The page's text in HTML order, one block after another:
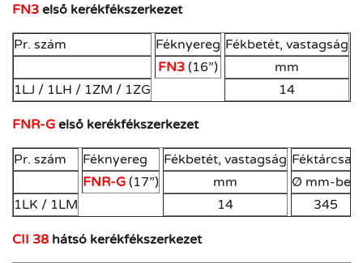
FN3 első kerékfékszerkezet
Pr. szám
1LJ / 1LH / 1ZM / 1ZG
Féknyereg
FN3 (16”)
Fékbetét, vastagság
mm
14
FNR-G első kerékfékszerkezet
Pr. szám
1LK / 1LM
Féknyereg
FNR-G (17”)
Fékbetét, vastagság
mm
14
Féktárcsa
Ø mm-ben
345
CII 38 hátsó kerékfékszerkezet